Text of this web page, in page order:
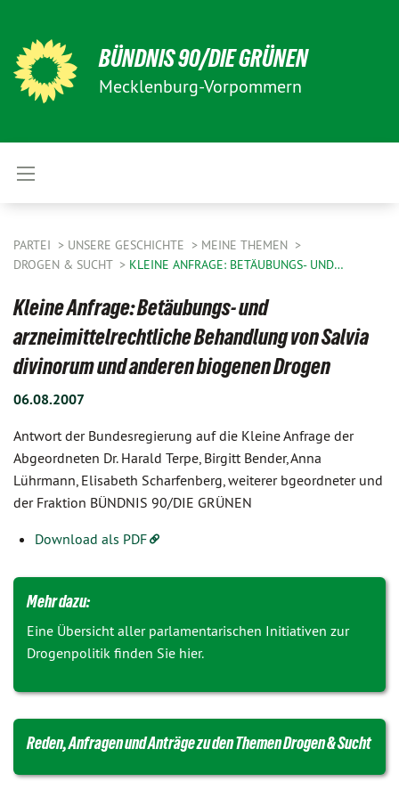
BÜNDNIS 90/DIE GRÜNEN
Mecklenburg-Vorpommern
PARTEI UNSERE GESCHICHTE
MEINE THEMEN
DROGEN & SUCHT
KLEINE ANFRAGE: BETÄUBUNGS- UND…
Kleine Anfrage: Betäubungs- und
arzneimittelrechtliche Behandlung von Salvia
divinorum und anderen biogenen Drogen
06.08.2007
Antwort der Bundesregierung auf die Kleine Anfrage der
Abgeordneten Dr. Harald Terpe, Birgitt Bender, Anna
Lührmann, Elisabeth Scharfenberg, weiterer bgeordneter und
der Fraktion BÜNDNIS 90/DIE GRÜNEN
Download als PDF
Mehr dazu:
Eine Übersicht aller parlamentarischen Initiativen zur
Drogenpolitik finden Sie hier.
Reden, Anfragen und Anträge zu den Themen Drogen & Sucht